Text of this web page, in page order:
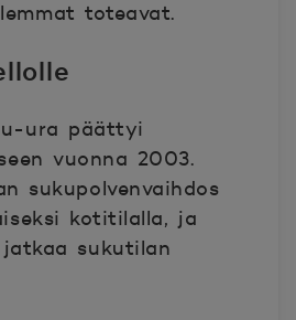
toteavat.
ura päättyi
vuonna 2003.
sukupolvenvaihdos
kotitilalla, ja
sukutilan